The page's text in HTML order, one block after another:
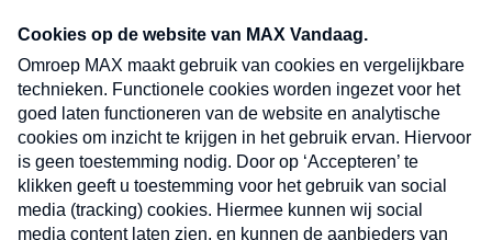
nieuwsbrief. Elke vrijdag- en dinsdagochtend in
uw mailbox.
Verzend